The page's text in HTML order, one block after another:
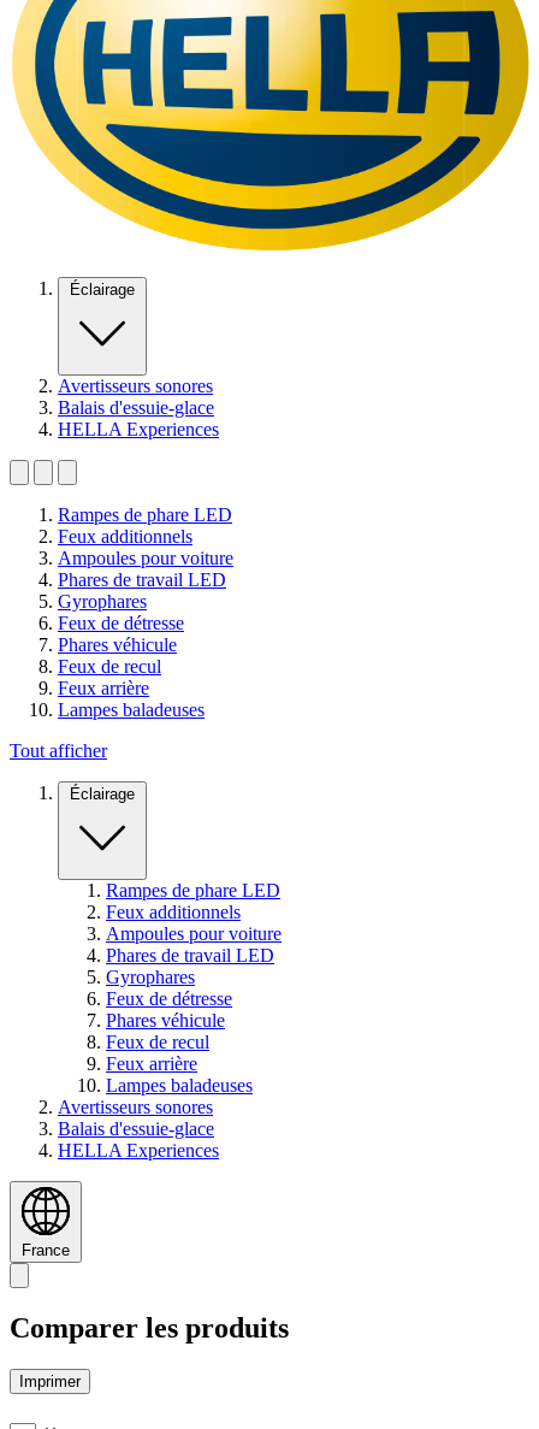
Éclairage
Avertisseurs sonores
Balais d'essuie-glace
HELLA Experiences
Rampes de phare LED
Feux additionnels
Ampoules pour voiture
Phares de travail LED
Gyrophares
Feux de détresse
Phares véhicule
Feux de recul
Feux arrière
Lampes baladeuses
Tout afficher
Éclairage
Rampes de phare LED
Feux additionnels
Ampoules pour voiture
Phares de travail LED
Gyrophares
Feux de détresse
Phares véhicule
Feux de recul
Feux arrière
Lampes baladeuses
Avertisseurs sonores
Balais d'essuie-glace
HELLA Experiences
France
Comparer les produits
Imprimer